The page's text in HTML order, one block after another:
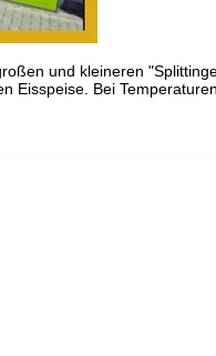
und kleineren
Eisspeise. Bei